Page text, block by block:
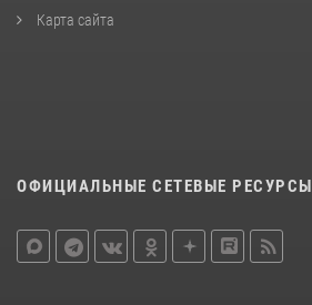
Карта сайта
ОФИЦИАЛЬНЫЕ СЕТЕВЫЕ РЕСУРСЫ